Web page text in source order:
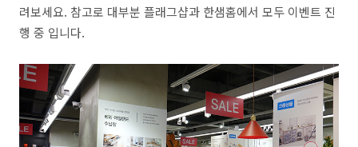
려보세요. 참고로 대부분 플래그샵과 한샘홈에서 모두 이벤트 진
행 중 입니다.